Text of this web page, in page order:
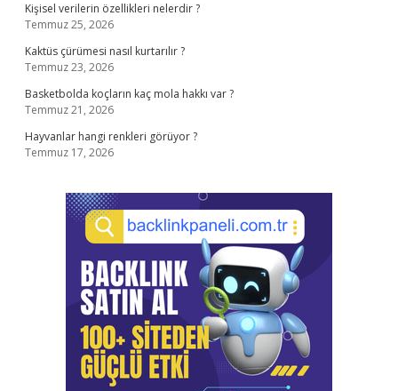
Kişisel verilerin özellikleri nelerdir ?
Temmuz 25, 2026
Kaktüs çürümesi nasıl kurtarılır ?
Temmuz 23, 2026
Basketbolda koçların kaç mola hakkı var ?
Temmuz 21, 2026
Hayvanlar hangi renkleri görüyor ?
Temmuz 17, 2026